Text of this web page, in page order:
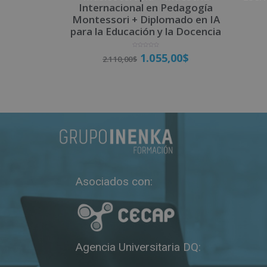
Internacional en Pedagogía
Montessori + Diplomado en IA
para la Educación y la Docencia
a
l
e
2.110,00$ 1.055,00$
Asociados con:
Agencia Universitaria DQ: